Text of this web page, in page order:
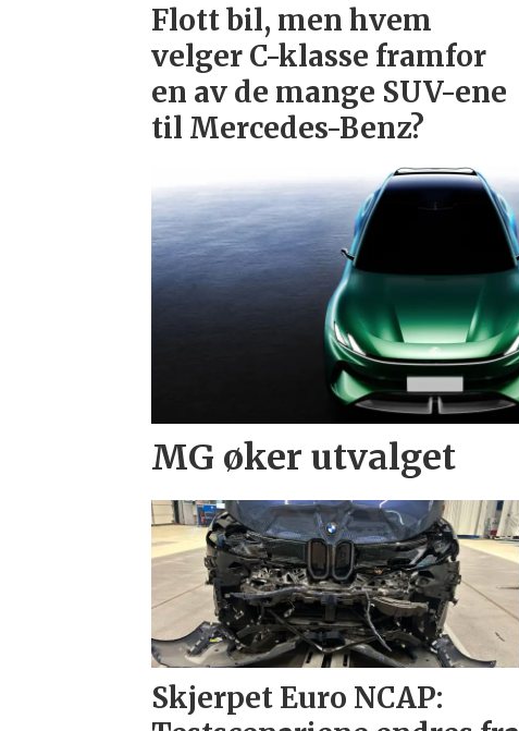
Flott bil, men hvem
velger C-klasse framfor
en av de mange SUV-ene
til Mercedes-Benz?
MG øker utvalget
Skjerpet Euro NCAP: